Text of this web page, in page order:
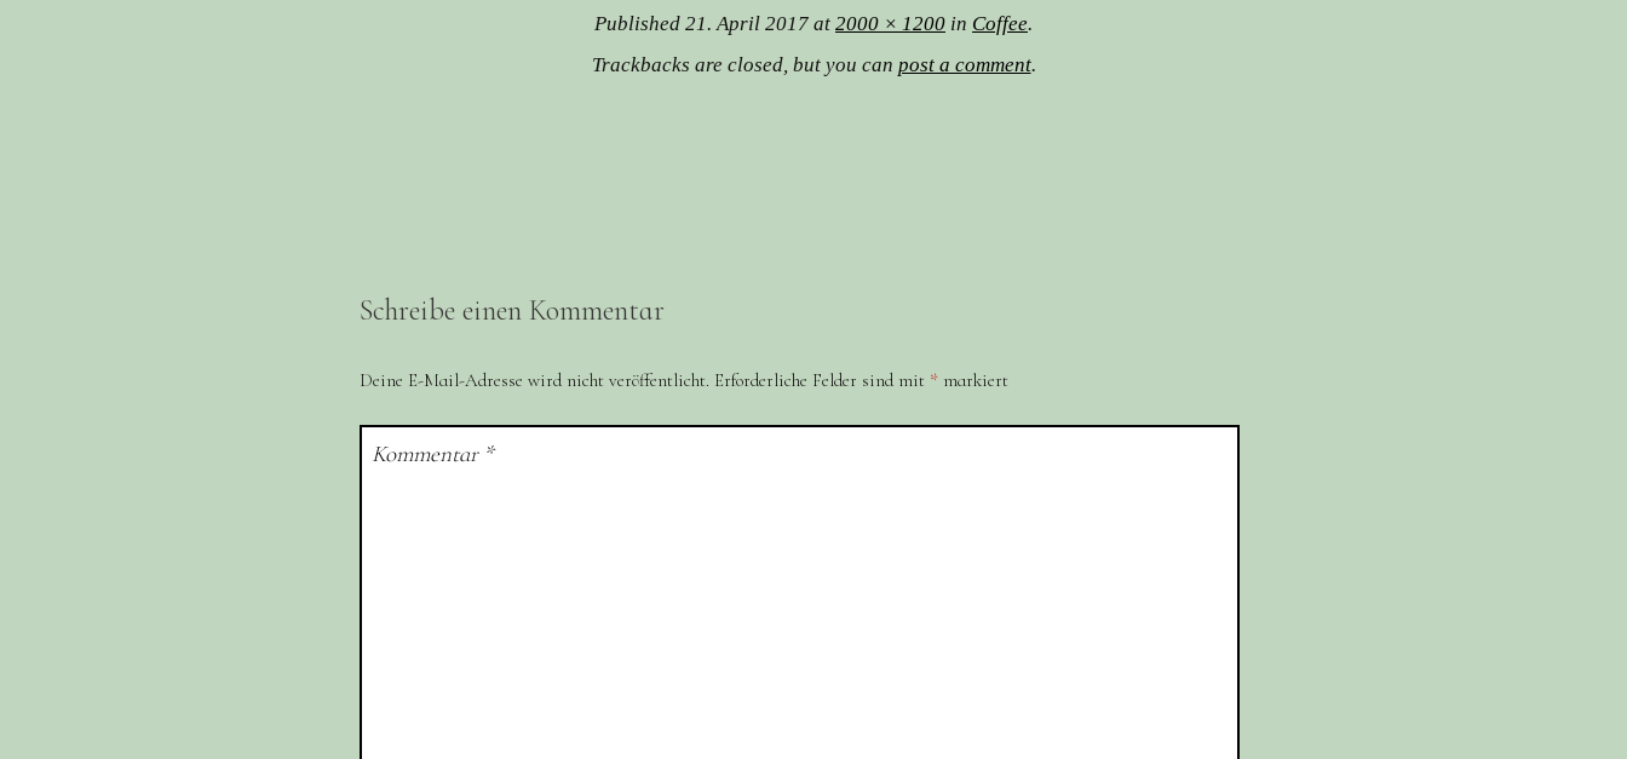
Published 21. April 2017 at 2000 × 1200 in Coffee.
Trackbacks are closed, but you can post a comment.
Schreibe einen Kommentar
Deine E-Mail-Adresse wird nicht veröffentlicht. Erforderliche Felder sind mit * markiert
Kommentar *